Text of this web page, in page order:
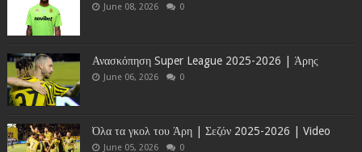
June 08, 2026 0
Ανασκόπηση Super League 2025-2026 | Άρης
June 06, 2026 0
Όλα τα γκολ του Άρη | Σεζόν 2025-2026 | Video
June 05, 2026 0